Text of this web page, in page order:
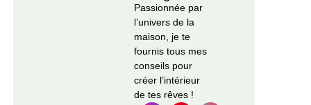
Passionnée par
l’univers de la
maison, je te
fournis tous mes
conseils pour
créer l’intérieur
de tes rêves !